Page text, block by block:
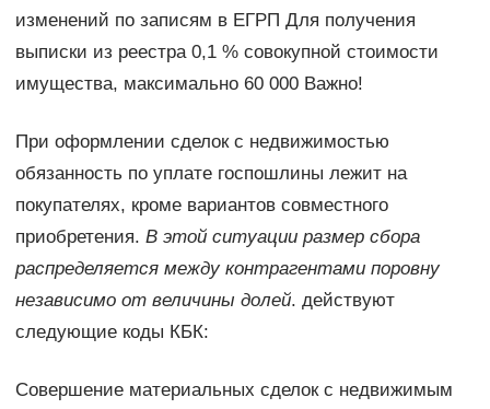
изменений по записям в ЕГРП Для получения
выписки из реестра 0,1 % совокупной стоимости
имущества, максимально 60 000 Важно!
При оформлении сделок с недвижимостью
обязанность по уплате госпошлины лежит на
покупателях, кроме вариантов совместного
приобретения. В этой ситуации размер сбора
распределяется между контрагентами поровну
независимо от величины долей. действуют
следующие коды КБК:
Совершение материальных сделок с недвижимым